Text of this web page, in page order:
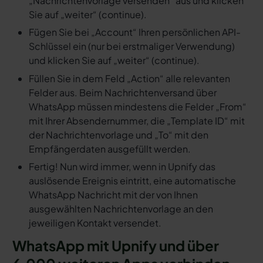
Sie auf „weiter“ (continue).
Fügen Sie bei „Account“ Ihren persönlichen API-
Schlüssel ein (nur bei erstmaliger Verwendung)
und klicken Sie auf „weiter“ (continue).
Füllen Sie in dem Feld „Action“ alle relevanten
Felder aus. Beim Nachrichtenversand über
WhatsApp müssen mindestens die Felder „From“
mit Ihrer Absendernummer, die „Template ID“ mit
der Nachrichtenvorlage und „To“ mit den
Empfängerdaten ausgefüllt werden.
Fertig! Nun wird immer, wenn in Upnify das
auslösende Ereignis eintritt, eine automatische
WhatsApp Nachricht mit der von Ihnen
ausgewählten Nachrichtenvorlage an den
jeweiligen Kontakt versendet.
WhatsApp mit Upnify und über